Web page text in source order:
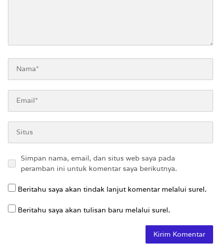
Simpan nama, email, dan situs web saya pada
peramban ini untuk komentar saya berikutnya.
Beritahu saya akan tindak lanjut komentar melalui surel.
Beritahu saya akan tulisan baru melalui surel.